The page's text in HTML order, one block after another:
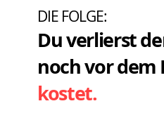
DIE FOLGE:
Du verlierst
noch vor dem
kostet.